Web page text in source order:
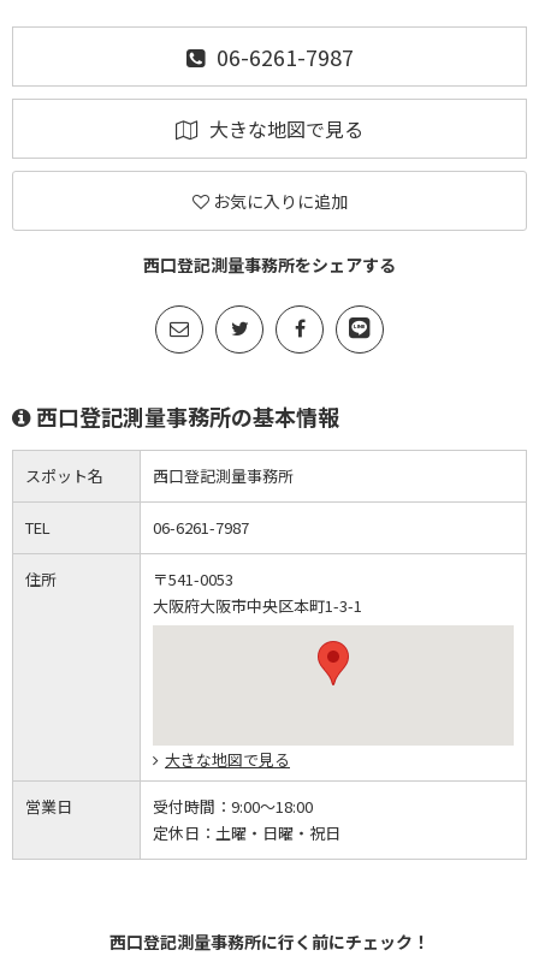
06-6261-7987
大きな地図で見る
お気に入りに追加
西口登記測量事務所をシェアする
西口登記測量事務所の基本情報
スポット名 西口登記測量事務所
TEL 06-6261-7987
住所
〒541-0053
大阪府大阪市中央区本町1-3-1
大きな地図で見る
営業日 受付時間： 9:00～18:00
定休日： 土曜・日曜・祝日
西口登記測量事務所に行く前にチェック！